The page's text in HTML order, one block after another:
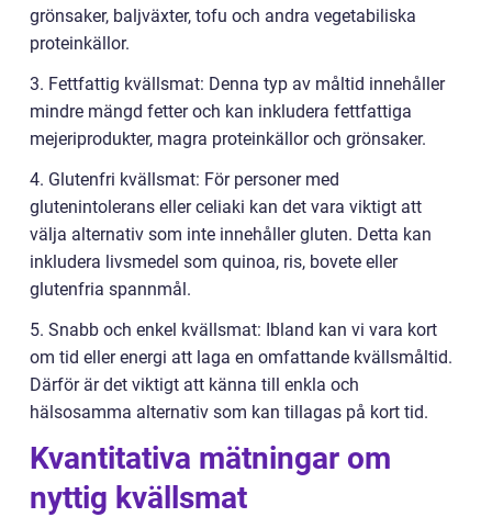
grönsaker, baljväxter, tofu och andra vegetabiliska
proteinkällor.
3. Fettfattig kvällsmat: Denna typ av måltid innehåller
mindre mängd fetter och kan inkludera fettfattiga
mejeriprodukter, magra proteinkällor och grönsaker.
4. Glutenfri kvällsmat: För personer med
glutenintolerans eller celiaki kan det vara viktigt att
välja alternativ som inte innehåller gluten. Detta kan
inkludera livsmedel som quinoa, ris, bovete eller
glutenfria spannmål.
5. Snabb och enkel kvällsmat: Ibland kan vi vara kort
om tid eller energi att laga en omfattande kvällsmåltid.
Därför är det viktigt att känna till enkla och
hälsosamma alternativ som kan tillagas på kort tid.
Kvantitativa mätningar om
nyttig kvällsmat